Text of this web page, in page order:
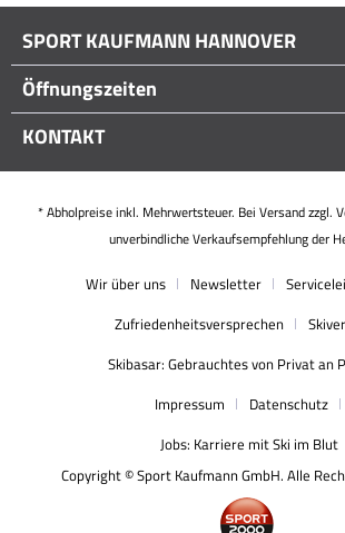
SPORT KAUFMANN HANNOVER
Öffnungszeiten
KONTAKT
* Abholpreise inkl. Mehrwertsteuer. Bei Versand zzgl.
unverbindliche Verkaufsempfehlung der
Wir über uns Newsletter
Zufriedenheitsversprechen
Skibasar: Gebrauchtes von Privat an
Impressum
Datenschutz
Jobs: Karriere mit Ski im Blut
Copyright © Sport Kaufmann GmbH. Alle